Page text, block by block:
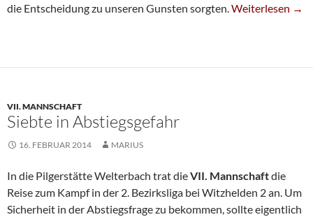
die Entscheidung zu unseren Gunsten sorgten.Wichtiger Sieg
Weiterlesen →
VII. MANNSCHAFT
Siebte in Abstiegsgefahr
16. FEBRUAR 2014 MARIUS
In die Pilgerstätte Welterbach trat dieVII. Mannschaftdie
Reise zum Kampf in der 2. Bezirksliga bei Witzhelden 2 an. Um
Sicherheit in der Abstiegsfrage zu bekommen, sollte eigentlich